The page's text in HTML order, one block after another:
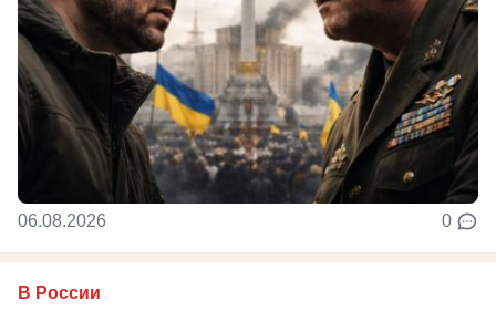
06.08.2026 0
В России